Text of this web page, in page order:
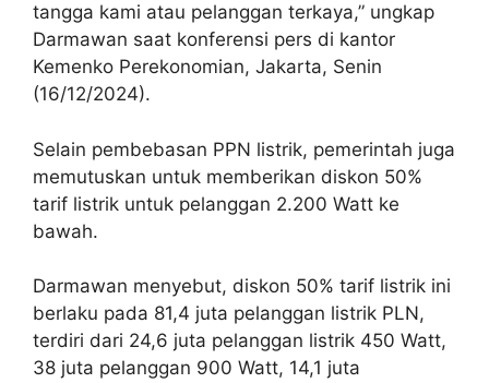
tangga kami atau pelanggan terkaya,” ungkap
Darmawan saat konferensi pers di kantor
Kemenko Perekonomian, Jakarta, Senin
(16/12/2024).
Selain pembebasan PPN listrik, pemerintah juga
memutuskan untuk memberikan diskon 50%
tarif listrik untuk pelanggan 2.200 Watt ke
bawah.
Darmawan menyebut, diskon 50% tarif listrik ini
berlaku pada 81,4 juta pelanggan listrik PLN,
terdiri dari 24,6 juta pelanggan listrik 450 Watt,
38 juta pelanggan 900 Watt, 14,1 juta